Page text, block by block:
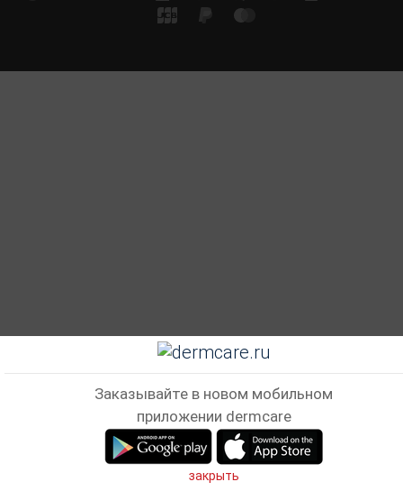
Заказывайте в новом мобильном
приложении dermcare
закрыть
Избранные